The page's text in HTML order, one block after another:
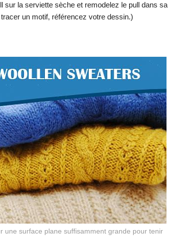
sur la serviette sèche et remodelez le pull dans sa
un motif, référencez votre dessin.)
une surface plane suffisamment grande pour tenir